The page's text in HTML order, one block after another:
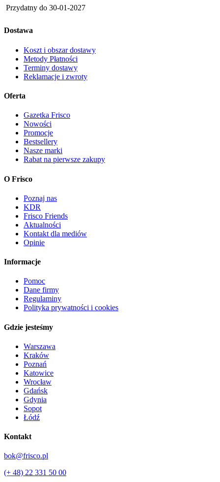
Przydatny do 30-01-2027
Dostawa
Koszt i obszar dostawy
Metody Płatności
Terminy dostawy
Reklamacje i zwroty
Oferta
Gazetka Frisco
Nowości
Promocje
Bestsellery
Nasze marki
Rabat na pierwsze zakupy
O Frisco
Poznaj nas
KDR
Frisco Friends
Aktualności
Kontakt dla mediów
Opinie
Informacje
Pomoc
Dane firmy
Regulaminy
Polityka prywatności i cookies
Gdzie jesteśmy
Warszawa
Kraków
Poznań
Katowice
Wrocław
Gdańsk
Gdynia
Sopot
Łódź
Kontakt
bok@frisco.pl
(+ 48) 22 331 50 00